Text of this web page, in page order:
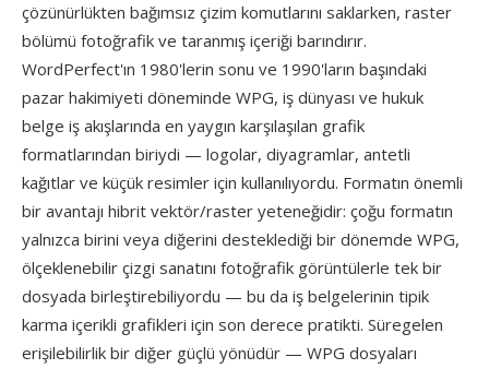
çözünürlükten bağımsız çizim komutlarını saklarken, raster
bölümü fotoğrafik ve taranmış içeriği barındırır.
WordPerfect'ın 1980'lerin sonu ve 1990'ların başındaki
pazar hakimiyeti döneminde WPG, iş dünyası ve hukuk
belge iş akışlarında en yaygın karşılaşılan grafik
formatlarından biriydi — logolar, diyagramlar, antetli
kağıtlar ve küçük resimler için kullanılıyordu. Formatın önemli
bir avantajı hibrit vektör/raster yeteneğidir: çoğu formatın
yalnızca birini veya diğerini desteklediği bir dönemde WPG,
ölçeklenebilir çizgi sanatını fotoğrafik görüntülerle tek bir
dosyada birleştirebiliyordu — bu da iş belgelerinin tipik
karma içerikli grafikleri için son derece pratikti. Süregelen
erişilebilirlik bir diğer güçlü yönüdür — WPG dosyaları